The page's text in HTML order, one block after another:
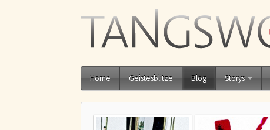
Home Geistesblitze Blog Storys